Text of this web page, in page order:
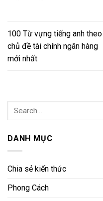
100 Từ vựng tiếng anh theo
chủ đề tài chính ngân hàng
mới nhất
DANH MỤC
Chia sẻ kiến thức
Phong Cách